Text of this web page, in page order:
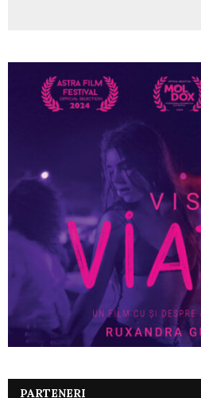
PARTENERI